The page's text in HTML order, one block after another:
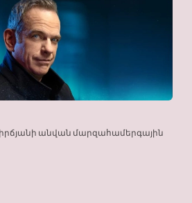
անվան մարզահամերգային